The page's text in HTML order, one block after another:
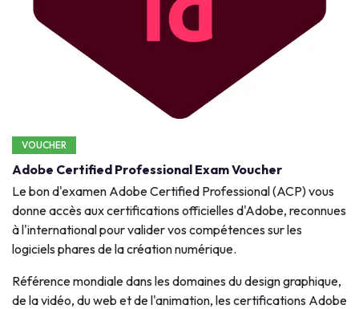
VOUCHER
Adobe Certified Professional Exam Voucher
Le bon d'examen Adobe Certified Professional (ACP) vous
donne accès aux certifications officielles d'Adobe, reconnues
à l'international pour valider vos compétences sur les
logiciels phares de la création numérique.
Référence mondiale dans les domaines du design graphique,
de la vidéo, du web et de l'animation, les certifications Adobe